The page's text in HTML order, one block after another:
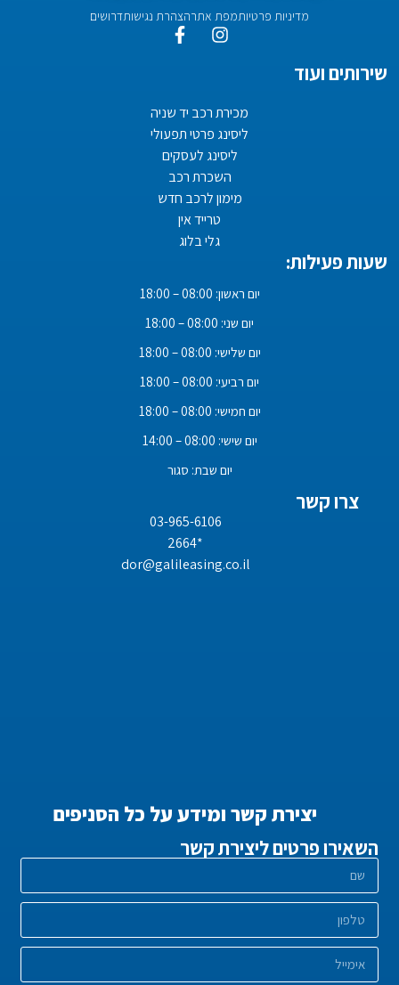
מדיניות פרטיותמפת אתרהצהרת נגישותדרושים
שירותים ועוד
מכירת רכב יד שניה
ליסינג פרטי תפעולי
ליסינג לעסקים
השכרת רכב
מימון לרכב חדש
טרייד אין
גלי בלוג
שעות פעילות:
יום ראשון: 08:00 – 18:00
יום שני: 08:00 – 18:00
יום שלישי: 08:00 – 18:00
יום רביעי: 08:00 – 18:00
יום חמישי: 08:00 – 18:00
יום שישי: 08:00 – 14:00
יום שבת: סגור
צרו קשר
03-965-6106
*2664
dor@galileasing.co.il
יצירת קשר ומידע על כל הסניפים
השאירו פרטים ליצירת קשר